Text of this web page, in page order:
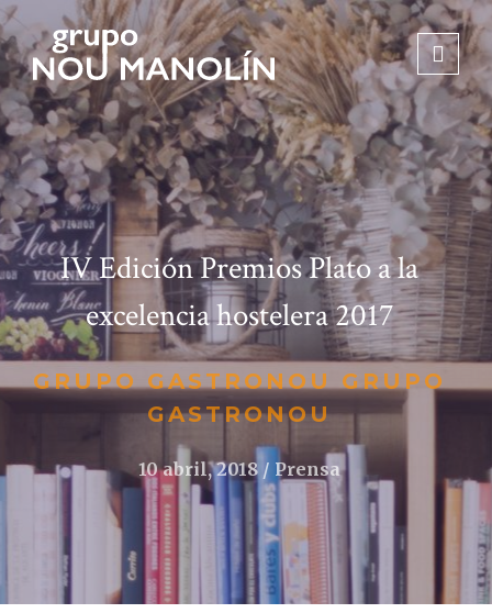
IV Edición Premios Plato a la
excelencia hostelera 2017
GRUPO GASTRONOU GRUPO
GASTRONOU
10 abril, 2018 Prensa